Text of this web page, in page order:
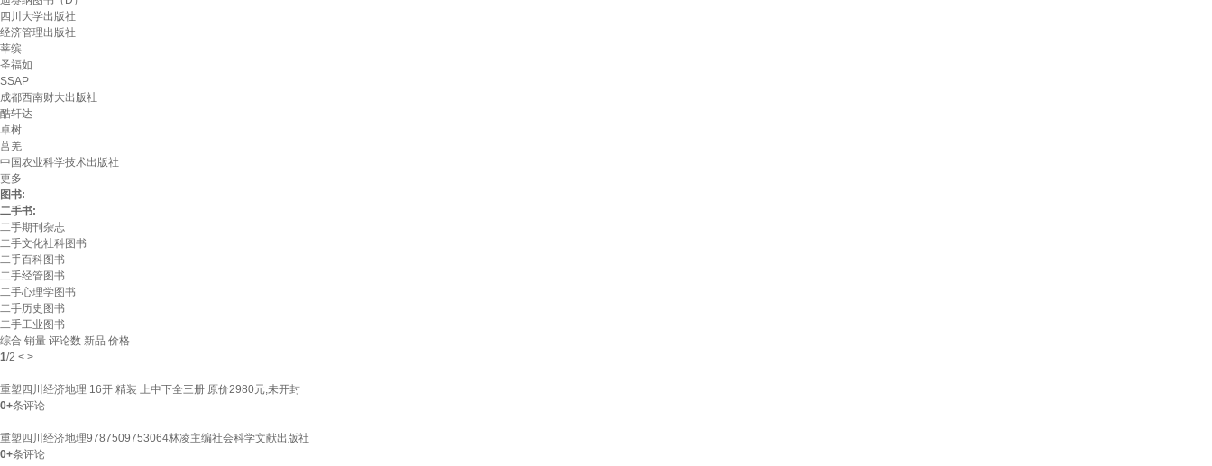
四川大学出版社
经济管理出版社
莘缤
圣福如
SSAP
成都西南财大出版社
酷轩达
卓树
莒羌
中国农业科学技术出版社
更多
图书:
二手书:
二手期刊杂志
二手文化社科图书
二手百科图书
二手经管图书
二手心理学图书
二手历史图书
二手工业图书
综合 销量 评论数 新品 价格
1/2 < >
重塑四川经济地理 16开 精装 上中下全三册 原价2980元,未开封
0+条评论
重塑四川经济地理9787509753064林凌主编社会科学文献出版社
0+条评论